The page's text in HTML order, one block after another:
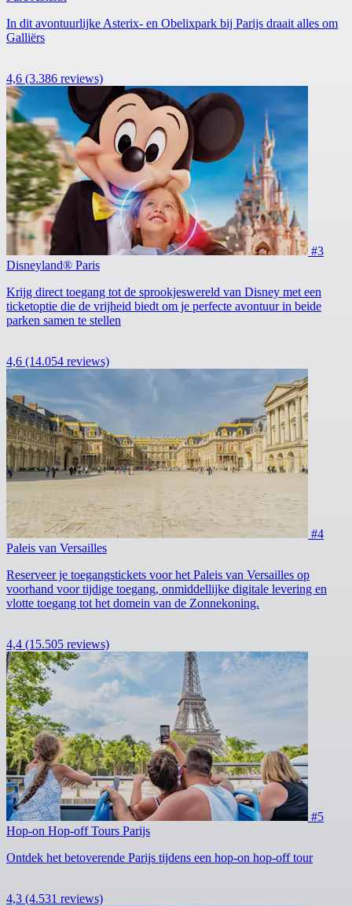
In dit avontuurlijke Asterix- en Obelixpark bij Parijs draait alles om
Galliërs
4,6 (3.386 reviews)
#3
Disneyland® Paris
Krijg direct toegang tot de sprookjeswereld van Disney met een
ticketoptie die de vrijheid biedt om je perfecte avontuur in beide
parken samen te stellen
4,6 (14.054 reviews)
#4
Paleis van Versailles
Reserveer je toegangstickets voor het Paleis van Versailles op
voorhand voor tijdige toegang, onmiddellijke digitale levering en
vlotte toegang tot het domein van de Zonnekoning.
4,4 (15.505 reviews)
#5
Hop-on Hop-off Tours Parijs
Ontdek het betoverende Parijs tijdens een hop-on hop-off tour
4,3 (4.531 reviews)